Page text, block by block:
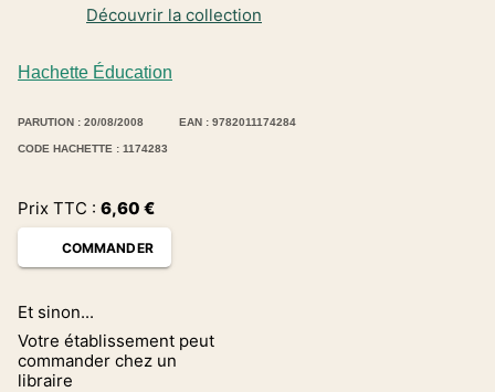
Hachette Éducation
Découvrir la collection
PARUTION : 20/08/2008 EAN : 9782011174284
CODE HACHETTE : 1174283
Prix TTC : 6,60 €
COMMANDER
Et sinon...
Votre établissement peut
commander chez un
libraire